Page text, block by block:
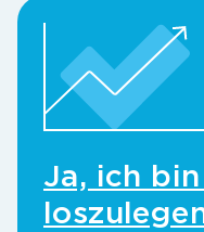
Ja, ich